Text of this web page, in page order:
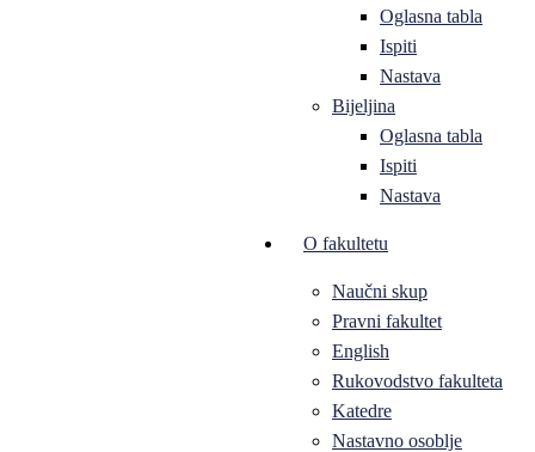
Oglasna tabla
Ispiti
Nastava
Bijeljina
Oglasna tabla
Ispiti
Nastava
O fakultetu
Naučni skup
Pravni fakultet
English
Rukovodstvo fakulteta
Katedre
Nastavno osoblje